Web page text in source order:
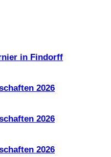
in Findorff
2026
2026
2026